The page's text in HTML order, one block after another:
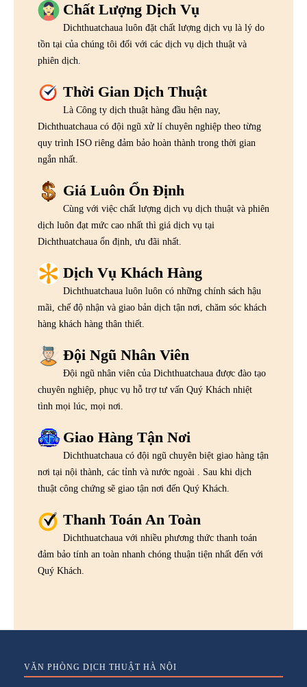
Chất Lượng Dịch Vụ
Dichthuatchaua luôn đặt chất lượng dịch vụ là lý do
tồn tại của chúng tôi đối với các dịch vụ dịch thuật và
phiên dịch.
Thời Gian Dịch Thuật
Là Công ty dịch thuật hàng đầu hện nay,
Dichthuatchaua có đội ngũ xử lí chuyên nghiệp theo từng
quy trình ISO riêng đảm bảo hoàn thành trong thời gian
ngắn nhất.
Giá Luôn Ổn Định
Cùng với việc chất lượng dịch vụ dịch thuật và phiên
dịch luôn đạt mức cao nhất thì giá dịch vụ tại
Dichthuatchaua ổn định, ưu đãi nhất.
Dịch Vụ Khách Hàng
Dichthuatchaua luôn luôn có những chính sách hậu
mãi, chế độ nhận và giao bản dịch tận nơi, chăm sóc khách
hàng khách hàng thân thiết.
Đội Ngũ Nhân Viên
Đội ngũ nhân viên của Dichthuatchaua được đào tạo
chuyên nghiệp, phục vụ hỗ trợ tư vấn Quý Khách nhiệt
tình mọi lúc, mọi nơi.
Giao Hàng Tận Nơi
Dichthuatchaua có đội ngũ chuyên biệt giao hàng tận
nơi tại nội thành, các tỉnh và nước ngoài . Sau khi dịch
thuật công chứng sẽ giao tận nơi đến Quý Khách.
Thanh Toán An Toàn
Dichthuatchaua với nhiều phương thức thanh toán
đảm bảo tính an toàn nhanh chóng thuận tiện nhất đến với
Quý Khách.
VĂN PHÒNG DỊCH THUẬT HÀ NỘI